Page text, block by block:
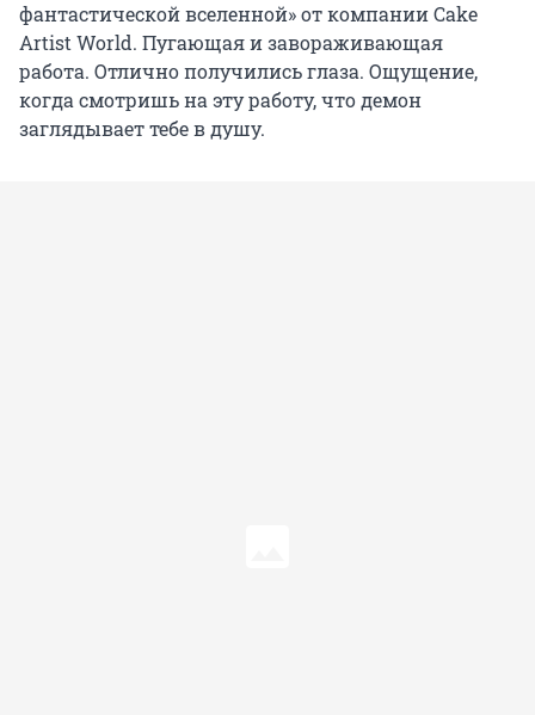
фантастической вселенной» от компании Cake
Artist World. Пугающая и завораживающая
работа. Отлично получились глаза. Ощущение,
когда смотришь на эту работу, что демон
заглядывает тебе в душу.